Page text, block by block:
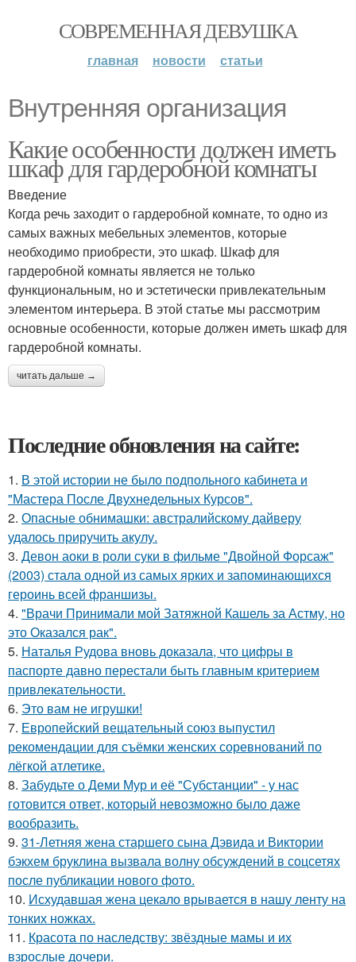
СОВРЕМЕННАЯ ДЕВУШКА
главная новости статьи
Внутренняя организация
Какие особенности должен иметь
шкаф для гардеробной комнаты
Введение
Когда речь заходит о гардеробной комнате, то одно из
самых важных мебельных элементов, которые
необходимо приобрести, это шкаф. Шкаф для
гардеробной комнаты является не только
функциональным, но и эстетически привлекательным
элементом интерьера. В этой статье мы рассмотрим
основные особенности, которые должен иметь шкаф для
гардеробной комнаты.
читать дальше →
Последние обновления на сайте:
1. В этой истории не было подпольного кабинета и
"Мастера После Двухнедельных Курсов".
2. Опасные обнимашки: австралийскому дайверу
удалось приручить акулу.
3. Девон аоки в роли суки в фильме "Двойной Форсаж"
(2003) стала одной из самых ярких и запоминающихся
героинь всей франшизы.
4. "Врачи Принимали мой Затяжной Кашель за Астму, но
это Оказался рак".
5. Наталья Рудова вновь доказала, что цифры в
паспорте давно перестали быть главным критерием
привлекательности.
6. Это вам не игрушки!
7. Европейский вещательный союз выпустил
рекомендации для съёмки женских соревнований по
лёгкой атлетике.
8. Забудьте о Деми Мур и её "Субстанции" - у нас
готовится ответ, который невозможно было даже
вообразить.
9. 31-Летняя жена старшего сына Дэвида и Виктории
бэкхем бруклина вызвала волну обсуждений в соцсетях
после публикации нового фото.
10. Исхудавшая жена цекало врывается в нашу ленту на
тонких ножках.
11. Красота по наследству: звёздные мамы и их
взрослые дочери.